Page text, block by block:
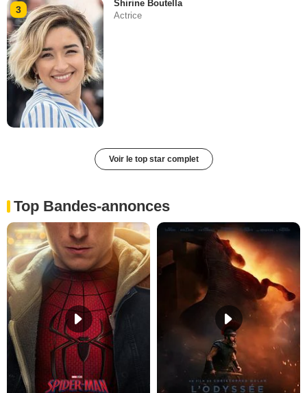
3
Shirine Boutella
Actrice
Voir le top star complet
Top Bandes-annonces